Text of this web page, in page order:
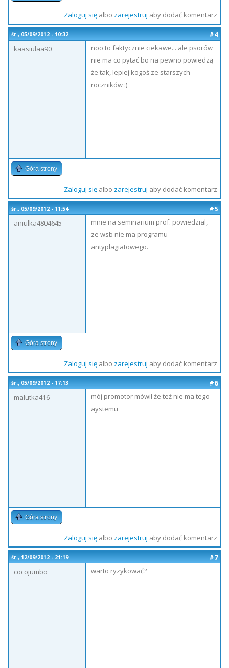
Zaloguj sięalbo zarejestruj aby dodać komentarz
śr., 05/09/2012 - 10:32
#4
kaasiulaa90
noo to faktycznie ciekawe... ale psorów
nie ma co pytać bo na pewno powiedzą
że tak, lepiej kogoś ze starszych
roczników :)
Góra strony
Zaloguj sięalbo zarejestruj aby dodać komentarz
śr., 05/09/2012 - 11:54
#5
aniulka4804645
mnie na seminarium prof. powiedzial,
ze wsb nie ma programu
antyplagiatowego.
Góra strony
Zaloguj sięalbo zarejestruj aby dodać komentarz
śr., 05/09/2012 - 17:13
#6
malutka416
mój promotor mówił że też nie ma tego
aystemu
Góra strony
Zaloguj sięalbo zarejestruj aby dodać komentarz
śr., 12/09/2012 - 21:19
#7
cocojumbo
warto ryzykować?